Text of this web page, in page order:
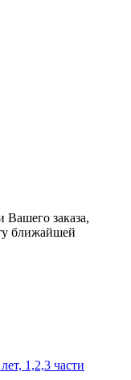
Вашего заказа,
ближайшей